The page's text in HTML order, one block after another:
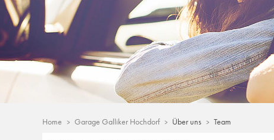
Home Garage Galliker Hochdorf Über uns Team